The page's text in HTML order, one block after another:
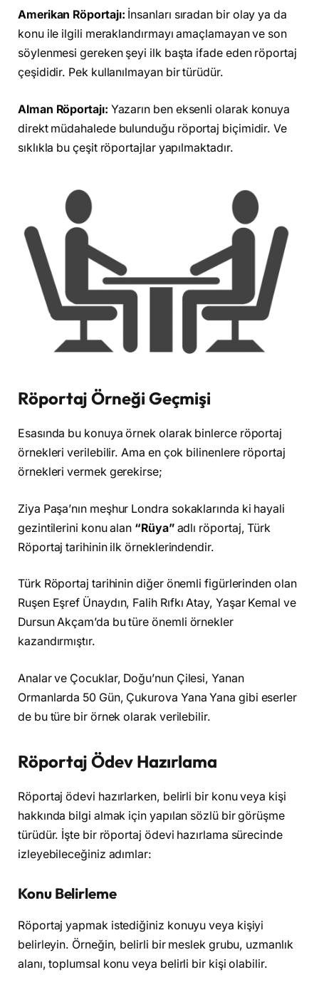
Amerikan Röportajı: İnsanları sıradan bir olay ya da
konu ile ilgili meraklandırmayı amaçlamayan ve son
söylenmesi gereken şeyi ilk başta ifade eden röportaj
çeşididir. Pek kullanılmayan bir türüdür.
Alman Röportajı: Yazarın ben eksenli olarak konuya
direkt müdahalede bulunduğu röportaj biçimidir. Ve
sıklıkla bu çeşit röportajlar yapılmaktadır.
Röportaj Örneği Geçmişi
Esasında bu konuya örnek olarak binlerce röportaj
örnekleri verilebilir. Ama en çok bilinenlere röportaj
örnekleri vermek gerekirse;
Ziya Paşa’nın meşhur Londra sokaklarında ki hayali
gezintilerini konu alan “Rüya”adlı röportaj, Türk
Röportaj tarihinin ilk örneklerindendir.
Türk Röportaj tarihinin diğer önemli figürlerinden olan
Ruşen Eşref Ünaydın, Falih Rıfkı Atay, Yaşar Kemal ve
Dursun Akçam’da bu türe önemli örnekler
kazandırmıştır.
Analar ve Çocuklar, Doğu’nun Çilesi, Yanan
Ormanlarda 50 Gün, Çukurova Yana Yana gibi eserler
de bu türe bir örnek olarak verilebilir.
Röportaj Ödev Hazırlama
Röportaj ödevi hazırlarken, belirli bir konu veya kişi
hakkında bilgi almak için yapılan sözlü bir görüşme
türüdür. İşte bir röportaj ödevi hazırlama sürecinde
izleyebileceğiniz adımlar:
Konu Belirleme
Röportaj yapmak istediğiniz konuyu veya kişiyi
belirleyin. Örneğin, belirli bir meslek grubu, uzmanlık
alanı, toplumsal konu veya belirli bir kişi olabilir.